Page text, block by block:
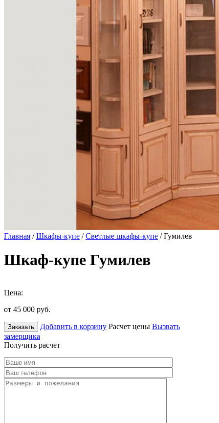
Главная /Шкафы-купе /Светлые шкафы-купе / Гумилев
Шкаф-купе Гумилев
Цена:
от 45 000 руб.
Заказать Добавить в корзину Расчет цены Вызвать
замерщика
Получить расчет